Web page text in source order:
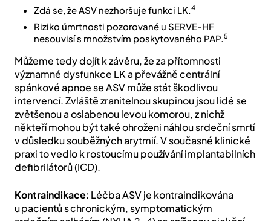
Zdá se, že ASV nezhoršuje funkci LK.4
Riziko úmrtnosti pozorované u SERVE-HF
nesouvisí s množstvím poskytovaného PAP.5
Můžeme tedy dojít k závěru, že za přítomnosti
významné dysfunkce LK a převážně centrální
spánkové apnoe se ASV může stát škodlivou
intervencí. Zvláště zranitelnou skupinou jsou lidé se
zvětšenou a oslabenou levou komorou, z nichž
někteří mohou být také ohroženi náhlou srdeční smrtí
v důsledku souběžných arytmií. V současné klinické
praxi to vedlo k rostoucímu používání implantabilních
defibrilátorů (ICD).
Kontraindikace: Léčba ASV je kontraindikována
u pacientů s chronickým, symptomatickým